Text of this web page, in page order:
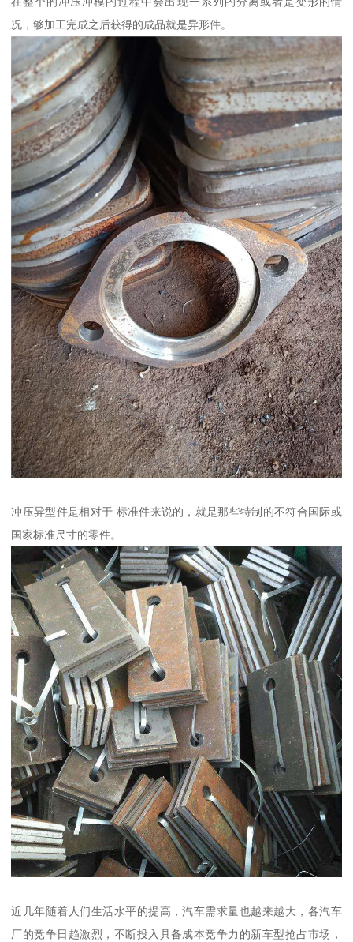
况，够加工完成之后获得的成品就是异形件。
冲压异型件是相对于 标准件来说的，就是那些特制的不符合国际或
国家标准尺寸的零件。
近几年随着人们生活水平的提高，汽车需求量也越来越大，各汽车
厂的竞争日趋激烈，不断投入具备成本竞争力的新车型抢占市场，